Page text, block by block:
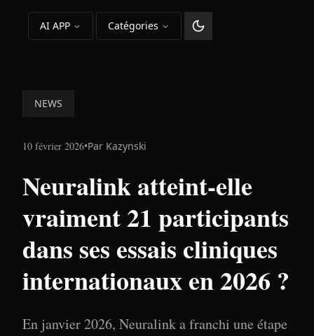
AI APP Catégories
Changer le thème
NEWS
10 février 2026•Par Kazynski
Neuralink atteint-elle
vraiment 21 participants
dans ses essais cliniques
internationaux en 2026 ?
En janvier 2026, Neuralink a franchi une étape